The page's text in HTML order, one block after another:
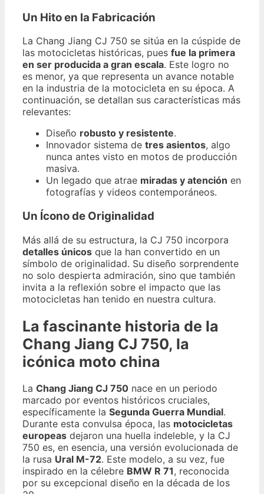
Un Hito en la Fabricación
La Chang Jiang CJ 750 se sitúa en la cúspide de
las motocicletas históricas, pues fue la primera
en ser producida a gran escala. Este logro no
es menor, ya que representa un avance notable
en la industria de la motocicleta en su época. A
continuación, se detallan sus características más
relevantes:
Diseño robusto y resistente.
Innovador sistema de tres asientos, algo
nunca antes visto en motos de producción
masiva.
Un legado que atrae miradas y atención en
fotografías y videos contemporáneos.
Un Ícono de Originalidad
Más allá de su estructura, la CJ 750 incorpora
detalles únicos que la han convertido en un
símbolo de originalidad. Su diseño sorprendente
no solo despierta admiración, sino que también
invita a la reflexión sobre el impacto que las
motocicletas han tenido en nuestra cultura.
La fascinante historia de la
Chang Jiang CJ 750, la
icónica moto china
La Chang Jiang CJ 750 nace en un periodo
marcado por eventos históricos cruciales,
específicamente la Segunda Guerra Mundial.
Durante esta convulsa época, las motocicletas
europeas dejaron una huella indeleble, y la CJ
750 es, en esencia, una versión evolucionada de
la rusa Ural M-72. Este modelo, a su vez, fue
inspirado en la célebre BMW R 71, reconocida
por su excepcional diseño en la década de los